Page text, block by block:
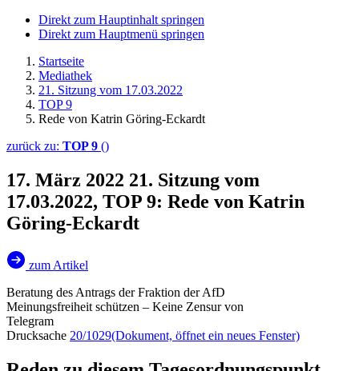
Direkt zum Hauptinhalt springen
Direkt zum Hauptmenü springen
Startseite
Mediathek
21. Sitzung vom 17.03.2022
TOP 9
Rede von Katrin Göring-Eckardt
zurück zu: TOP 9 ()
17. März 2022 21. Sitzung vom
17.03.2022, TOP 9: Rede von Katrin
Göring-Eckardt
zum Artikel
Beratung des Antrags der Fraktion der AfD
Meinungsfreiheit schützen – Keine Zensur von
Telegram
Drucksache 20/1029(Dokument, öffnet ein neues Fenster)